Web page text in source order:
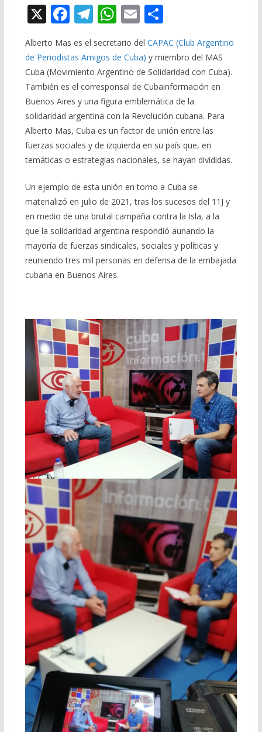
X F
e
b
o
o
k
T
e
gr
a
m
W
at
s
A
p
p
E
m
ai
l
C
m
p
ar
ti
r
Alberto Mas es el secretario del CAPAC (Club Argentino
de Periodistas Amigos de Cuba) y miembro del MAS
Cuba (Movimiento Argentino de Solidaridad con Cuba).
También es el corresponsal de Cubainformación en
Buenos Aires y una figura emblemática de la
solidaridad argentina con la Revolución cubana. Para
Alberto Mas, Cuba es un factor de unión entre las
fuerzas sociales y de izquierda en su país que, en
temáticas o estrategias nacionales, se hayan divididas.
Un ejemplo de esta unión en torno a Cuba se
materializó en julio de 2021, tras los sucesos del 11J y
en medio de una brutal campaña contra la Isla, a la
que la solidaridad argentina respondió aunando la
mayoría de fuerzas sindicales, sociales y políticas y
reuniendo tres mil personas en defensa de la embajada
cubana en Buenos Aires.